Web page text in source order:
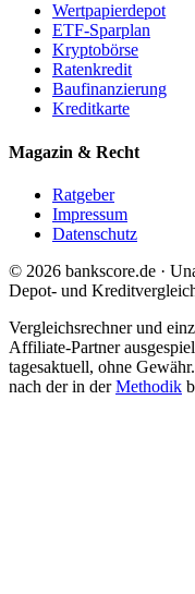
Wertpapierdepot
ETF-Sparplan
Kryptobörse
Ratenkredit
Baufinanzierung
Kreditkarte
Magazin & Recht
Ratgeber
Impressum
Datenschutz
© 2026 bankscore.de ·
Depot- und
Vergleichsrechner und
Affiliate-Partner
tagesaktuell, ohne
nach der in derMethodik